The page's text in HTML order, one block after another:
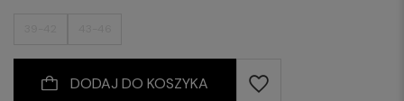
DODAJ DO KOSZYKA